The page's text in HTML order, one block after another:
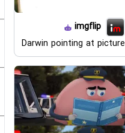
imgflip
Darwin pointing at picture